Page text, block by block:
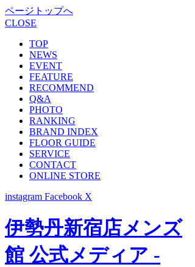
ページトップへ
CLOSE
TOP
NEWS
EVENT
FEATURE
RECOMMEND
Q&A
PHOTO
RANKING
BRAND INDEX
FLOOR GUIDE
SERVICE
CONTACT
ONLINE STORE
instagram Facebook X
伊勢丹新宿店メンズ
館 公式メディア -